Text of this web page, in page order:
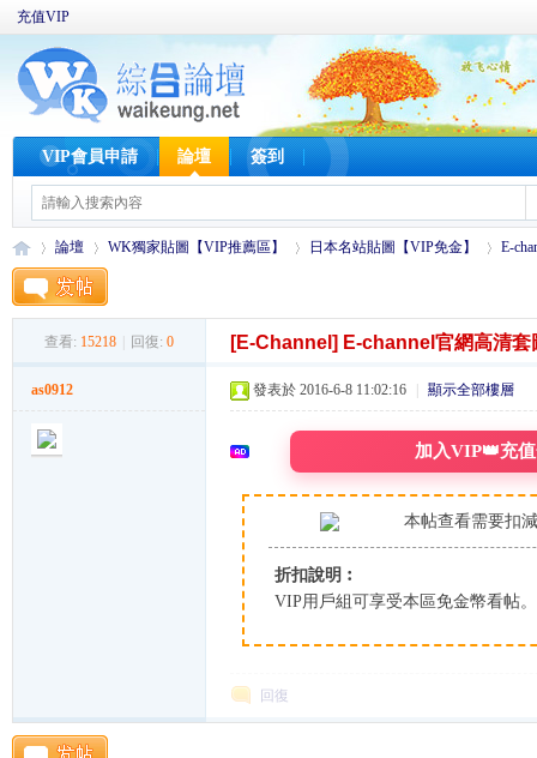
充值VIP
VIP會員申請 論壇 簽到
論壇
›
WK獨家貼圖【VIP推薦區】
›
日本名站貼圖【VIP免金】
›
E-
查看: 15218 回復: 0 [E-Channel] E-channel官網高清套
as0912 發表於 2016-6-8 11:02:16 顯示全部樓層
加入VIP👑充
本帖查看需要扣
折扣說明︰
VIP用戶組可享受本區免金幣看帖
回復